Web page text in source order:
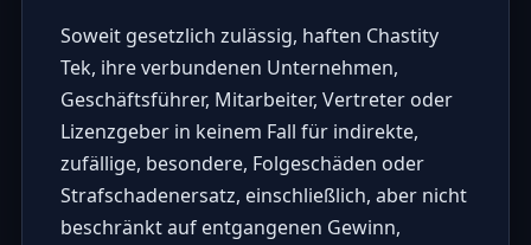
Soweit gesetzlich zulässig, haften Chastity
Tek, ihre verbundenen Unternehmen,
Geschäftsführer, Mitarbeiter, Vertreter oder
Lizenzgeber in keinem Fall für indirekte,
zufällige, besondere, Folgeschäden oder
Strafschadenersatz, einschließlich, aber nicht
beschränkt auf entgangenen Gewinn,